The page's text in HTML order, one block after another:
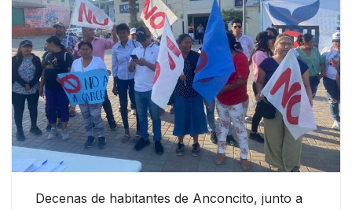
Decenas de habitantes de Anconcito, junto a